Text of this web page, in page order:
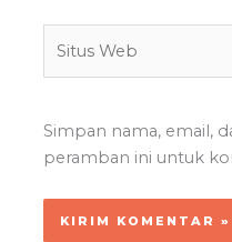
Simpan nama, email,
peramban ini untuk